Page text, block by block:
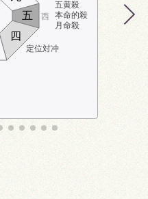
五黄殺
本命的殺
月命殺
定位対冲
西
四
五